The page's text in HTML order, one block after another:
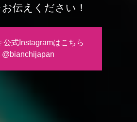
伝えください！
公式Instagramはこちら
@bianchijapan